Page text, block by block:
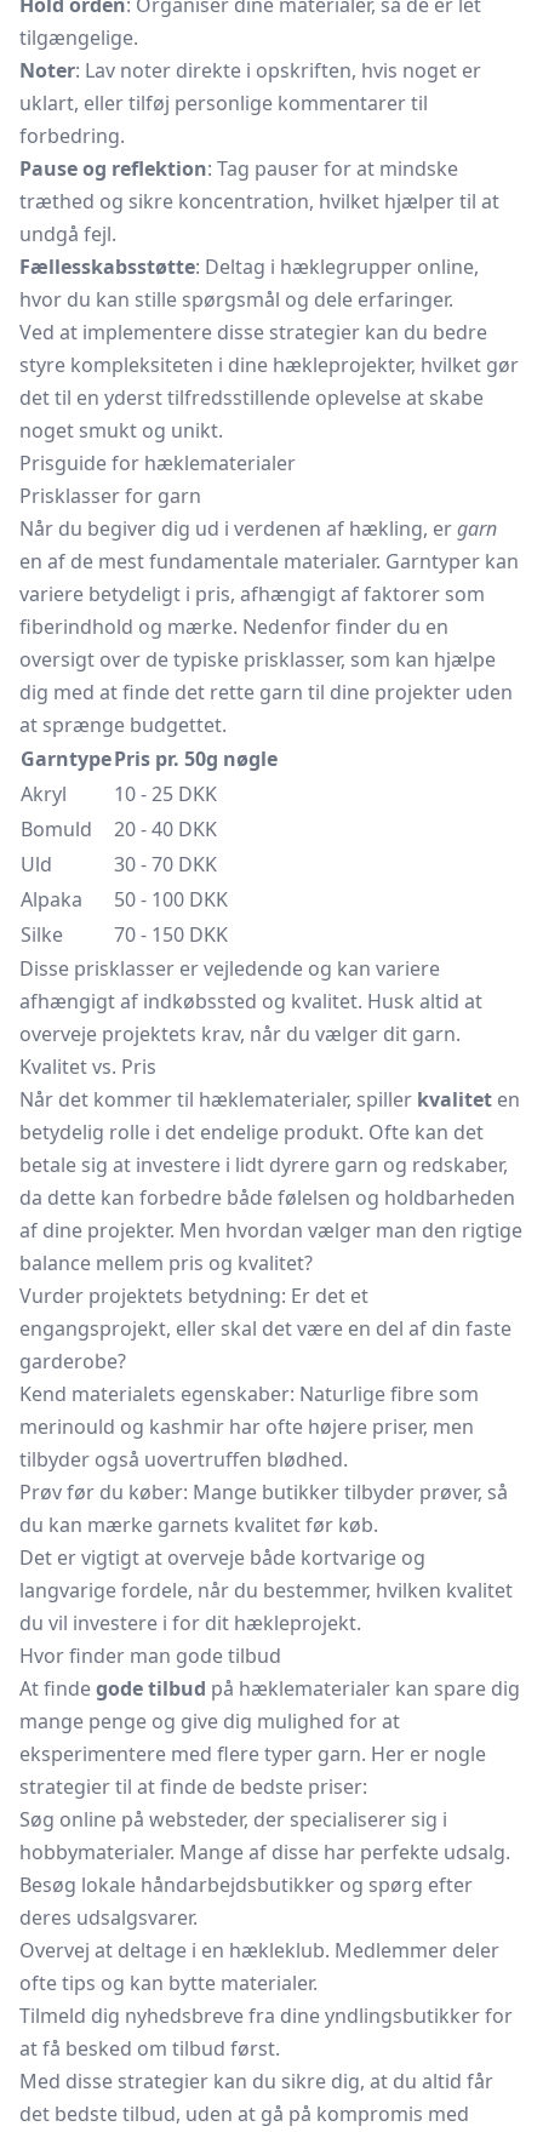
tilgængelige.
Noter: Lav noter direkte i opskriften, hvis noget er
uklart, eller tilføj personlige kommentarer til
forbedring.
Pause og reflektion: Tag pauser for at mindske
træthed og sikre koncentration, hvilket hjælper til at
undgå fejl.
Fællesskabsstøtte: Deltag i hæklegrupper online,
hvor du kan stille spørgsmål og dele erfaringer.
Ved at implementere disse strategier kan du bedre
styre kompleksiteten i dine hækleprojekter, hvilket gør
det til en yderst tilfredsstillende oplevelse at skabe
noget smukt og unikt.
Prisguide for hæklematerialer
Prisklasser for garn
Når du begiver dig ud i verdenen af hækling, ergarn
en af de mest fundamentale materialer. Garntyper kan
variere betydeligt i pris, afhængigt af faktorer som
fiberindhold og mærke. Nedenfor finder du en
oversigt over de typiske prisklasser, som kan hjælpe
dig med at finde det rette garn til dine projekter uden
at sprænge budgettet.
GarntypePris pr. 50g nøgle
Akryl
10 - 25 DKK
Bomuld
20 - 40 DKK
Uld
30 - 70 DKK
Alpaka
50 - 100 DKK
Silke
70 - 150 DKK
Disse prisklasser er vejledende og kan variere
afhængigt af indkøbssted og kvalitet. Husk altid at
overveje projektets krav, når du vælger dit garn.
Kvalitet vs. Pris
Når det kommer til hæklematerialer, spiller kvalitet en
betydelig rolle i det endelige produkt. Ofte kan det
betale sig at investere i lidt dyrere garn og redskaber,
da dette kan forbedre både følelsen og holdbarheden
af dine projekter. Men hvordan vælger man den rigtige
balance mellem pris og kvalitet?
Vurder projektets betydning: Er det et
engangsprojekt, eller skal det være en del af din faste
garderobe?
Kend materialets egenskaber: Naturlige fibre som
merinould og kashmir har ofte højere priser, men
tilbyder også uovertruffen blødhed.
Prøv før du køber: Mange butikker tilbyder prøver, så
du kan mærke garnets kvalitet før køb.
Det er vigtigt at overveje både kortvarige og
langvarige fordele, når du bestemmer, hvilken kvalitet
du vil investere i for dit hækleprojekt.
Hvor finder man gode tilbud
At findegode tilbud på hæklematerialer kan spare dig
mange penge og give dig mulighed for at
eksperimentere med flere typer garn. Her er nogle
strategier til at finde de bedste priser:
Søg online på websteder, der specialiserer sig i
hobbymaterialer. Mange af disse har perfekte udsalg.
Besøg lokale håndarbejdsbutikker og spørg efter
deres udsalgsvarer.
Overvej at deltage i en hækleklub. Medlemmer deler
ofte tips og kan bytte materialer.
Tilmeld dig nyhedsbreve fra dine yndlingsbutikker for
at få besked om tilbud først.
Med disse strategier kan du sikre dig, at du altid får
det bedste tilbud, uden at gå på kompromis med